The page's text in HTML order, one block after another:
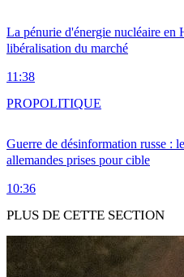
La pénurie d'énergie nucléaire en
libéralisation du marché
11:38
Guerre de désinformation russe :
allemandes prises pour cible
10:36
PROPOLITIQUE
PLUS DE CETTE SECTION